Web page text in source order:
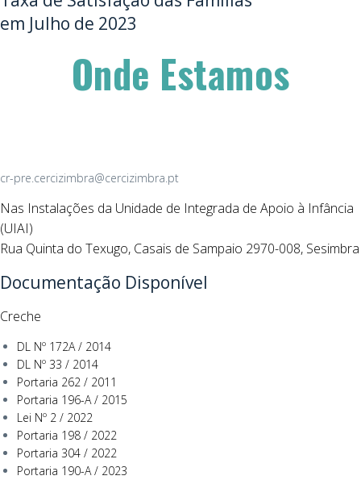
em Julho de 2023
Onde Estamos
cr-pre.cercizimbra@cercizimbra.pt
Nas Instalações da Unidade de Integrada de Apoio à Infância
(UIAI)
Rua Quinta do Texugo, Casais de Sampaio 2970-008, Sesimbra
Documentação Disponível
Creche
DL Nº 172A / 2014
DL Nº 33 / 2014
Portaria 262 / 2011
Portaria 196-A / 2015
Lei Nº 2 / 2022
Portaria 198 / 2022
Portaria 304 / 2022
Portaria 190-A / 2023